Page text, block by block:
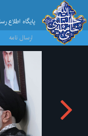
پایگاه اطلاع
ارسال نامه